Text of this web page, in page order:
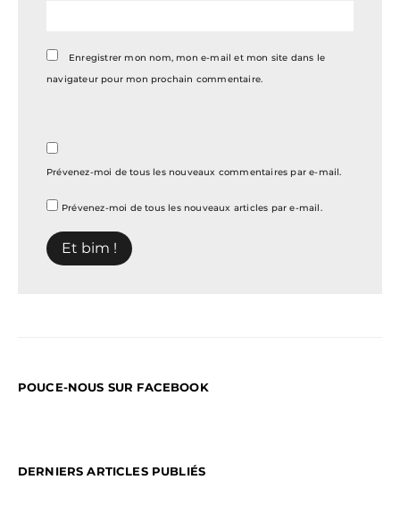
Enregistrer mon nom, mon e-mail et mon site dans le
navigateur pour mon prochain commentaire.
Prévenez-moi de tous les nouveaux commentaires par e-mail.
Prévenez-moi de tous les nouveaux articles par e-mail.
POUCE-NOUS SUR FACEBOOK
DERNIERS ARTICLES PUBLIÉS